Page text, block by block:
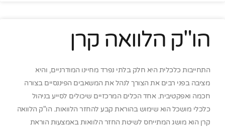
הו"ק הלוואה קרן
התחייבות כלכלית היא חלק בלתי נפרד מחיינו המודרניים, והיא
מציבה בפני רבים את הצורך לנהל את המשאבים הפיננסיים בצורה
חכמה ואפקטיבית. אחד הכלים המרכזיים שיכולים לסייע בניהול
כלכלי מושכל הוא שימוש בהוראת קבע להחזר הלוואות. הו"ק הלוואה
קרן הוא מושג המתייחס לשיטת החזר הלוואות באמצעות הוראת